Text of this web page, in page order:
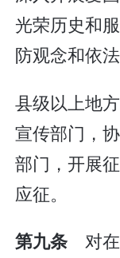
光荣历史和
防观念和依
县级以上地
宣传部门，
部门，开展
应征。
第九条 对